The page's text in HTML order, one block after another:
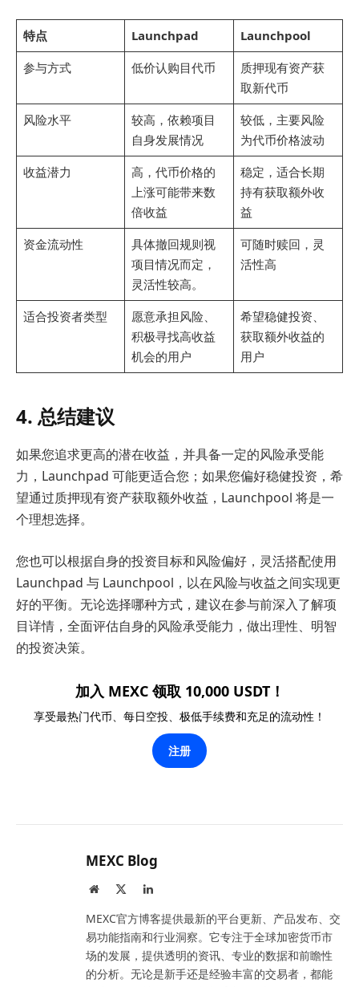
特点 Launchpad
Launchpool
参与方式
低价认购目代币
质押现有资产获
取新代币
风险水平
较高，依赖项目
自身发展情况
较低，主要风险
为代币价格波动
收益潜力
高，代币价格的
上涨可能带来数
倍收益
稳定，适合长期
持有获取额外收
益
资金流动性
具体撤回规则视
项目情况而定，
灵活性较高。
可随时赎回，灵
活性高
适合投资者类型
愿意承担风险、
积极寻找高收益
机会的用户
希望稳健投资、
获取额外收益的
用户
4. 总结建议
如果您追求更高的潜在收益，并具备一定的风险承受能
力，Launchpad 可能更适合您；如果您偏好稳健投资，希
望通过质押现有资产获取额外收益，Launchpool 将是一
个理想选择。
您也可以根据自身的投资目标和风险偏好，灵活搭配使用
Launchpad 与 Launchpool，以在风险与收益之间实现更
好的平衡。无论选择哪种方式，建议在参与前深入了解项
目详情，全面评估自身的风险承受能力，做出理性、明智
的投资决策。
加入 MEXC 领取 10,000 USDT！
享受最热门代币、每日空投、极低手续费和充足的流动性！
注册
MEXC Blog
Website LinkedIn
MEXC官方博客提供最新的平台更新、产品发布、交
易功能指南和行业洞察。它专注于全球加密货币市
场的发展，提供透明的资讯、专业的数据和前瞻性
的分析。无论是新手还是经验丰富的交易者，都能